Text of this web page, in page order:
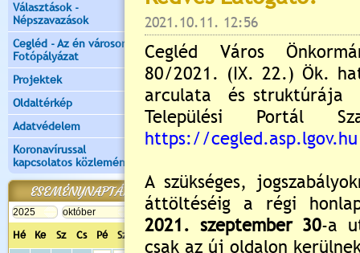
Választások -
Népszavazások
Cegléd - Az én városom -
Fotópályázat
Projektek
Oldaltérkép
Adatvédelem
Koronavírussal
kapcsolatos közlemények
ESEMÉNYNAPTÁR
Hé Ke Sz Cs Pé Sz Va
Értékelés: 5/2